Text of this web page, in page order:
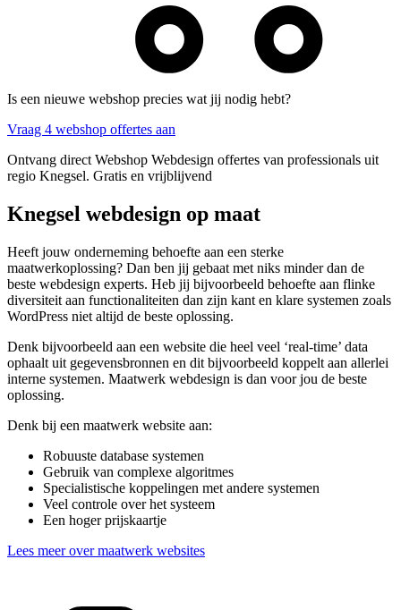
Is een nieuwe webshop precies wat jij nodig hebt?
Vraag 4 webshop offertes aan
Ontvang direct Webshop Webdesign offertes van professionals uit
regio Knegsel. Gratis en vrijblijvend
Knegsel webdesign op maat
Heeft jouw onderneming behoefte aan een sterke
maatwerkoplossing? Dan ben jij gebaat met niks minder dan de
beste webdesign experts. Heb jij bijvoorbeeld behoefte aan flinke
diversiteit aan functionaliteiten dan zijn kant en klare systemen zoals
WordPress niet altijd de beste oplossing.
Denk bijvoorbeeld aan een website die heel veel ‘real-time’ data
ophaalt uit gegevensbronnen en dit bijvoorbeeld koppelt aan allerlei
interne systemen. Maatwerk webdesign is dan voor jou de beste
oplossing.
Denk bij een maatwerk website aan:
Robuuste database systemen
Gebruik van complexe algoritmes
Specialistische koppelingen met andere systemen
Veel controle over het systeem
Een hoger prijskaartje
Lees meer over maatwerk websites